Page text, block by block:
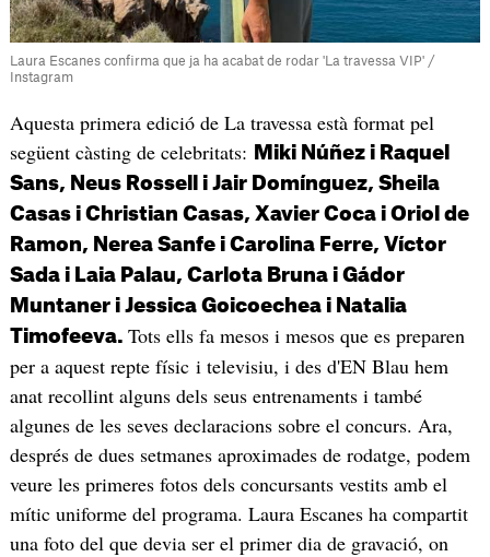
Laura Escanes confirma que ja ha acabat de rodar 'La travessa VIP' /
Instagram
Aquesta primera edició de La travessa està format pel
següent càsting de celebritats:
Miki Núñez i Raquel
Sans, Neus Rossell i Jair Domínguez, Sheila
Casas i Christian Casas, Xavier Coca i Oriol de
Ramon, Nerea Sanfe i Carolina Ferre, Víctor
Sada i Laia Palau, Carlota Bruna i Gádor
Muntaner i Jessica Goicoechea i Natalia
Timofeeva. Tots ells fa mesos i mesos que es preparen
per a aquest repte físic i televisiu, i des d'EN Blau hem
anat recollint alguns dels seus entrenaments i també
algunes de les seves declaracions sobre el concurs. Ara,
després de dues setmanes aproximades de rodatge, podem
veure les primeres fotos dels concursants vestits amb el
mític uniforme del programa. Laura Escanes ha compartit
una foto del que devia ser el primer dia de gravació, on